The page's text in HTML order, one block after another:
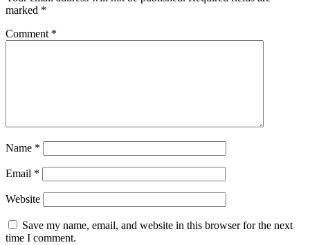
marked *
Comment *
Name *
Email *
Website
Save my name, email, and website in this browser for the next
time I comment.